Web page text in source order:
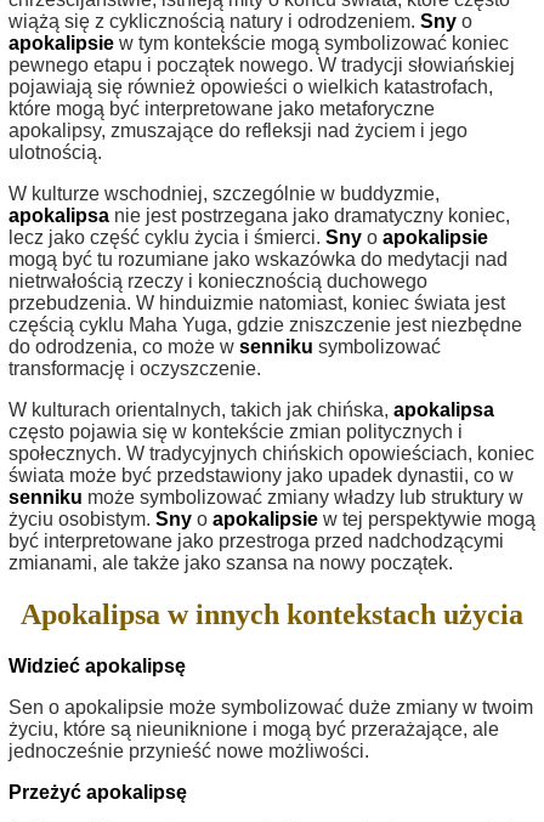
wiążą się z cyklicznością natury i odrodzeniem. Sny o
apokalipsie w tym kontekście mogą symbolizować koniec
pewnego etapu i początek nowego. W tradycji słowiańskiej
pojawiają się również opowieści o wielkich katastrofach,
które mogą być interpretowane jako metaforyczne
apokalipsy, zmuszające do refleksji nad życiem i jego
ulotnością.
W kulturze wschodniej, szczególnie w buddyzmie,
apokalipsa nie jest postrzegana jako dramatyczny koniec,
lecz jako część cyklu życia i śmierci. Sny o apokalipsie
mogą być tu rozumiane jako wskazówka do medytacji nad
nietrwałością rzeczy i koniecznością duchowego
przebudzenia. W hinduizmie natomiast, koniec świata jest
częścią cyklu Maha Yuga, gdzie zniszczenie jest niezbędne
do odrodzenia, co może w senniku symbolizować
transformację i oczyszczenie.
W kulturach orientalnych, takich jak chińska, apokalipsa
często pojawia się w kontekście zmian politycznych i
społecznych. W tradycyjnych chińskich opowieściach, koniec
świata może być przedstawiony jako upadek dynastii, co w
senniku może symbolizować zmiany władzy lub struktury w
życiu osobistym. Sny o apokalipsie w tej perspektywie mogą
być interpretowane jako przestroga przed nadchodzącymi
zmianami, ale także jako szansa na nowy początek.
Apokalipsa w innych kontekstach użycia
Widzieć apokalipsę
Sen o apokalipsie może symbolizować duże zmiany w twoim
życiu, które są nieuniknione i mogą być przerażające, ale
jednocześnie przynieść nowe możliwości.
Przeżyć apokalipsę